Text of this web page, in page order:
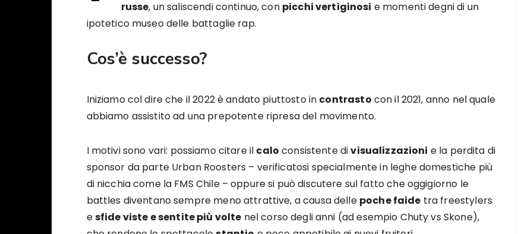
russe, un saliscendi continuo, con picchi vertiginosi e momenti degni di un
ipotetico museo delle battaglie rap.
Cos’è successo?
Iniziamo col dire che il 2022 è andato piuttosto in contrasto con il 2021, anno nel quale
abbiamo assistito ad una prepotente ripresa del movimento.
I motivi sono vari: possiamo citare il calo consistente divisualizzazioni e la perdita di
sponsor da parte Urban Roosters – verificatosi specialmente in leghe domestiche più
di nicchia come la FMS Chile – oppure si può discutere sul fatto che oggigiorno le
battles diventano sempre meno attrattive, a causa delle poche faide tra freestylers
esfide viste e sentite più volte nel corso degli anni (ad esempio Chuty vs Skone),